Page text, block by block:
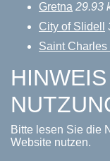
Gretna 29.93
City of Slidell
Saint Charles
HINWEIS
Bitte lesen Sie die
Website nutzen.